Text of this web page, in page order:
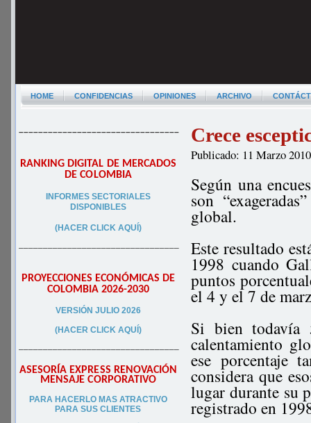
HOME CONFIDENCIAS OPINIONES ARCHIVO
–––––––––––––––––––––––––––––––––
RANKING DIGITAL DE MERCADOS
DE COLOMBIA
INFORMES SECTORIALES
DISPONIBLES
(HACER CLICK AQUÍ)
–––––––––––––––––––––––––––––––––
PROYECCIONES ECONÓMICAS DE
COLOMBIA 2026-2030
VERSIÓN JULIO 2026
(HACER CLICK AQUÍ)
–––––––––––––––––––––––––––––––––
ASESORÍA EXPRESS RENOVACIÓN
MENSAJE CORPORATIVO
PARA HACERLO MAS ATRACTIVO
PARA SUS CLIENTES
Crece
Publicado: 11 Marzo 2010
Según una
son
global.
Este resultado
1998 cuando
puntos
el 4 y el 7 de
Si bien todavía
calentamiento
ese porcentaje
considera que
lugar durante su
registrado en